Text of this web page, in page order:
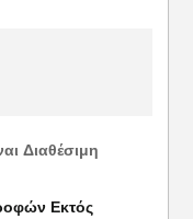
Διαθέσιμη
Εκτός